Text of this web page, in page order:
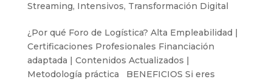
Streaming, Intensivos, Transformación Digital
¿Por qué Foro de Logística? Alta Empleabilidad |
Certificaciones Profesionales Financiación
adaptada | Contenidos Actualizados |
Metodología práctica BENEFICIOS Si eres